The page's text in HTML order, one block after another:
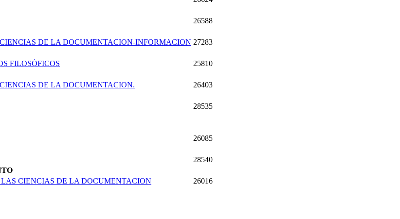
26588
DE LA DOCUMENTACION-INFORMACION 27283
FILOSÓFICOS
25810
DE LA DOCUMENTACION.
26403
28535
26085
28540
CIENCIAS DE LA DOCU­MENTACION
26016